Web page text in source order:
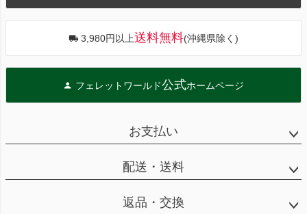
へ
3,980円以上送料無料(沖縄県除く)
フェレットワールド公式ホームページ
お支払い
配送・送料
返品・交換